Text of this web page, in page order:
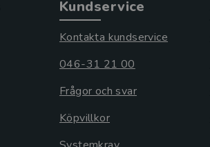
Kundservice
Kontakta kundservice
046-31 21 00
Frågor och svar
Köpvillkor